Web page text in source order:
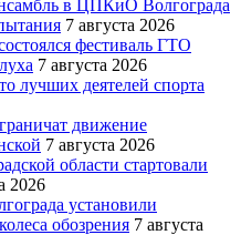
в ЦПКиО Волгограда
7 августа 2026
фестиваль ГТО
7 августа 2026
лучших деятелей спорта
движение
7 августа 2026
области стартовали
2026
установили
обозрения 7 августа